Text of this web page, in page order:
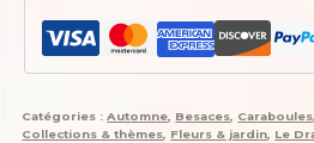
Catégories :Automne Besaces
Collections & thèmes
Fleurs & jardin
Le